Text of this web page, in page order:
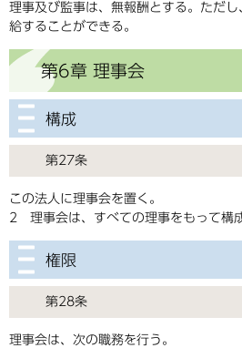
理事及び監事は、無報酬とする。ただ
給することができる。
第6章 理事会
構成
第27条
この法人に理事会を置く。
2 理事会は、すべての理事をもって構
権限
第28条
理事会は、次の職務を行う。